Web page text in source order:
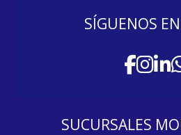
SÍGUENOS
SUCURSALES